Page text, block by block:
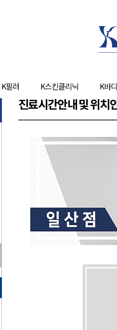
K필러 K스킨클리닉 K바
진료시간안내 및 위치